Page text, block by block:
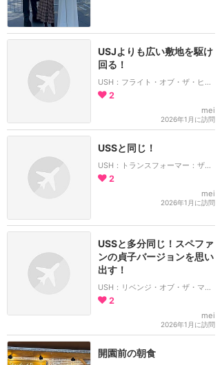
USJよりも広い敷地を駆け
回る！
USH：フライト・オブ・ザ・ヒッポグリフ
2
mei
2026年1月に訪問
USSと同じ！
USH：トランスフォーマー：ザ・ライド 3D
2
mei
2026年1月に訪問
USSと多分同じ！スペファ
ンの貞子バージョンを思い
出す！
USH：リベンジ・オブ・ザ・マミー：ザ・ライド
2
mei
2026年1月に訪問
開園前の朝食